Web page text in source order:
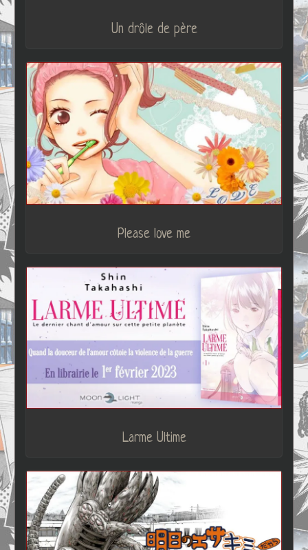
Un drôle de père
Please love me
Larme Ultime